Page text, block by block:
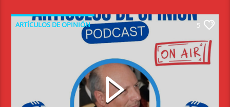
ARTÍCULOS DE OPINIÓN
JORGE ANTONIO DI NICCO
RADIO HEMISFÉRICA GLOBAL
5